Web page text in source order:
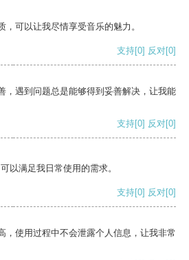
可以让我尽情享受音乐的魅力。
支持[0] 反对[0]
，遇到问题总是能够得到妥善解决，让我能
支持[0] 反对[0]
以满足我日常使用的需求。
支持[0] 反对[0]
，使用过程中不会泄露个人信息，让我非常